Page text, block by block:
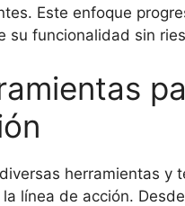
Este enfoque
su funcionalidad sin
herramientas y
la línea de acción.